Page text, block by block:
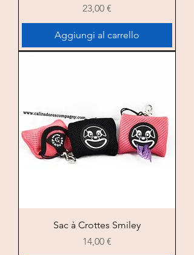
Prezzo
23,00 €
Aggiungi al carrello
Sac à Crottes Smiley
Prezzo
14,00 €